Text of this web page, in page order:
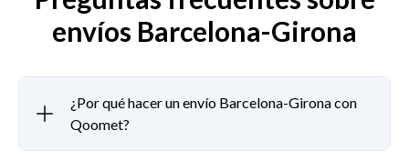
envíos Barcelona-Girona
¿Por qué hacer un envío Barcelona-Girona con
Qoomet?